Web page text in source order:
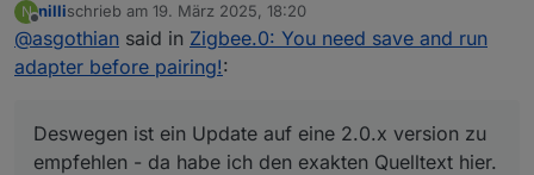
No throttling issues detected.
No throttling issues detected.
Auffällig ist das Fehlen jeglicher Fehlermeldungen
seitens des Adapters - das ist unüblich.
Deswegen ist ein Update auf eine 2.0.x version zu
empfehlen - da habe ich den exakten Quelltext hier.
N
Offline
nillischrieb am 19. März 2025, 18:20
zuletzt editiert von
@asgothian said in Zigbee.0: You need save and run
adapter before pairing!:
Deswegen ist ein Update auf eine 2.0.x version zu
empfehlen - da habe ich den exakten Quelltext hier.